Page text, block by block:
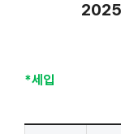
2025
*세입